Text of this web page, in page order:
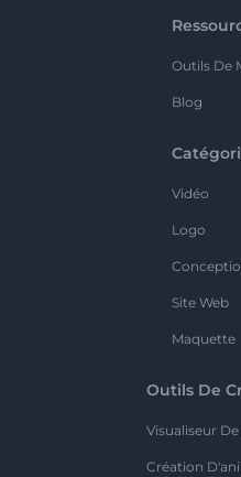
Outils De
Blog
Vidéo
Logo
Site Web
Maquette
Outils De
Visualiseur
Création